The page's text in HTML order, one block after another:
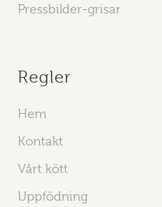
Pressbilder-grisar
Regler
Hem
Kontakt
Vårt kött
Uppfödning